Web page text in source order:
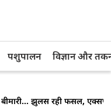
पशुपालन विज्ञान और
झुलस रही फसल,